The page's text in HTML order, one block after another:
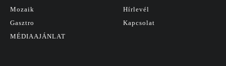
Mozaik
Gasztro
MÉDIAAJÁNLAT
Hírlevél
Kapcsolat